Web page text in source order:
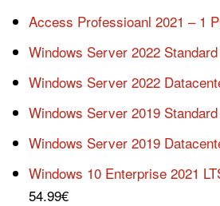
Access Professioanl 2021 – 1
Windows Server 2022 Standard
Windows Server 2022
Windows Server 2019 Standard
Windows Server 2019
Windows 10 Enterprise 2021
54.99€